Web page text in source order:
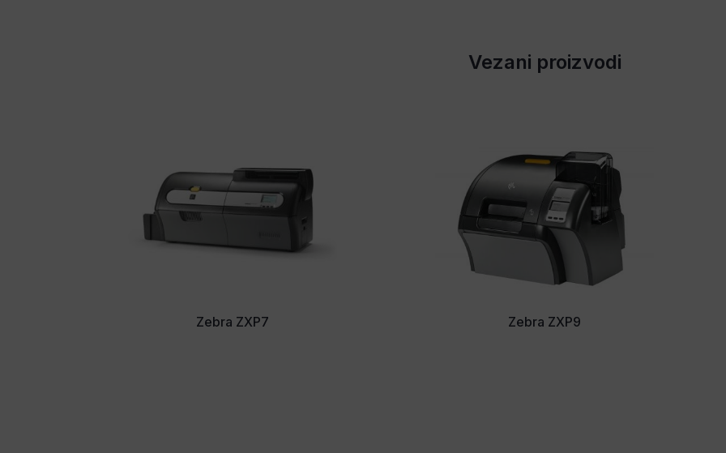
Vezani proizvodi
Zebra ZXP7 Zebra ZXP9